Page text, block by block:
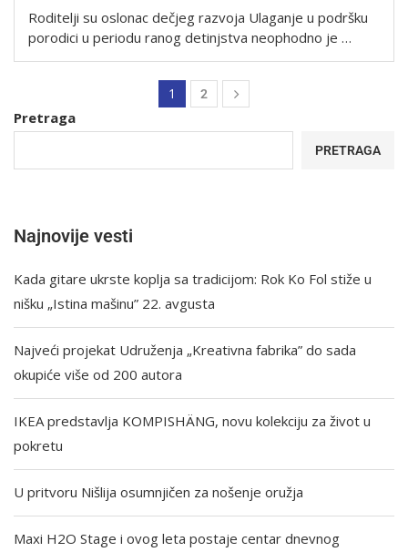
Roditelji su oslonac dečjeg razvoja Ulaganje u podršku
porodici u periodu ranog detinjstva neophodno je …
1 2
Pretraga
PRETRAGA
Najnovije vesti
Kada gitare ukrste koplja sa tradicijom: Rok Ko Fol stiže u
nišku „Istina mašinu” 22. avgusta
Najveći projekat Udruženja „Kreativna fabrika” do sada
okupiće više od 200 autora
IKEA predstavlja KOMPISHÄNG, novu kolekciju za život u
pokretu
U pritvoru Nišlija osumnjičen za nošenje oružja
Maxi H2O Stage i ovog leta postaje centar dnevnog